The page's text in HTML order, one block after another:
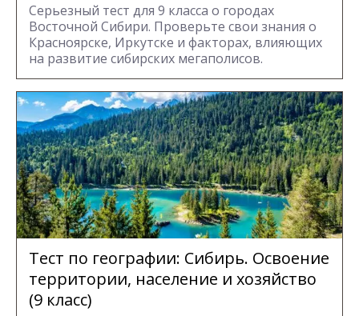
Серьезный тест для 9 класса о городах
Восточной Сибири. Проверьте свои знания о
Красноярске, Иркутске и факторах, влияющих
на развитие сибирских мегаполисов.
Тест по географии: Сибирь. Освоение
территории, население и хозяйство
(9 класс)